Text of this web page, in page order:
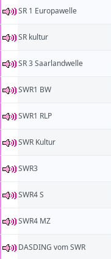
SR 1 Europawelle
SR kultur
SR 3 Saarlandwelle
SWR1 BW
SWR1 RLP
SWR Kultur
SWR3
SWR4 S
SWR4 MZ
DASDING vom SWR